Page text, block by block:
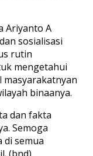
Ariyanto A
sosialisasi
rutin
mengetahui
binaanya.
dan fakta
Semoga
di semua